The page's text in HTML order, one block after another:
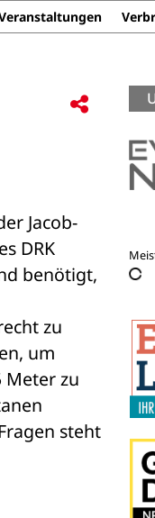
Jacob-
DRK
benötigt,
zu
um
Meter zu
steht